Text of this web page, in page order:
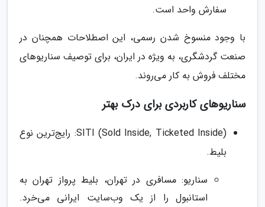
سفارش واحد است.
با وجود منسوخ شدن رسمی، این اصطلاحات همچنان در
صنعت گردشگری، به ویژه در ایران، برای توصیف سناریوهای
مختلف فروش به کار می‌روند.
سناریوهای کاربردی برای درک بهتر
SITI (Sold Inside, Ticketed Inside): رایج‌ترین نوع
بلیط.
سناریو: مسافری در تهران، بلیط پرواز تهران به
استانبول را از یک وب‌سایت ایرانی می‌خرد.